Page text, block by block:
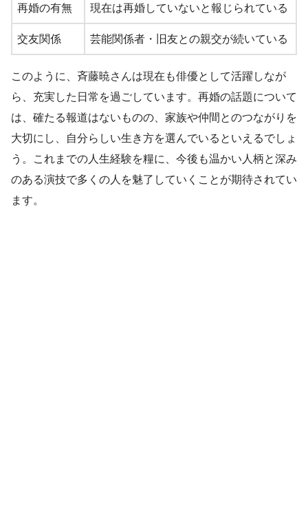
再婚の有無 現在は再婚していないと報じられている
交友関係 芸能関係者・旧友との親交が続いている
このように、斉藤暁さんは現在も俳優として活躍しなが
ら、充実した日常を過ごしています。再婚の話題について
は、確たる報道はないものの、家族や仲間とのつながりを
大切にし、自分らしい生き方を選んでいるといえるでしょ
う。これまでの人生経験を糧に、今後も温かい人柄と深み
のある演技で多くの人を魅了していくことが期待されてい
ます。